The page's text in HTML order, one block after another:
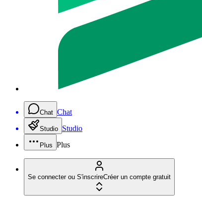
Chat Chat
Studio Studio
Plus Plus
Se connecter ou S'inscrireCréer un compte gratuit